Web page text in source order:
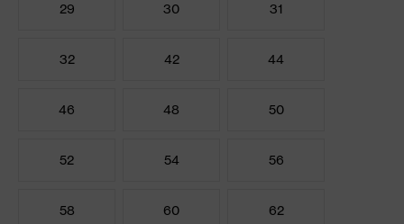
29 30 31
32 42 44
46 48 50
52 54 56
58 60 62